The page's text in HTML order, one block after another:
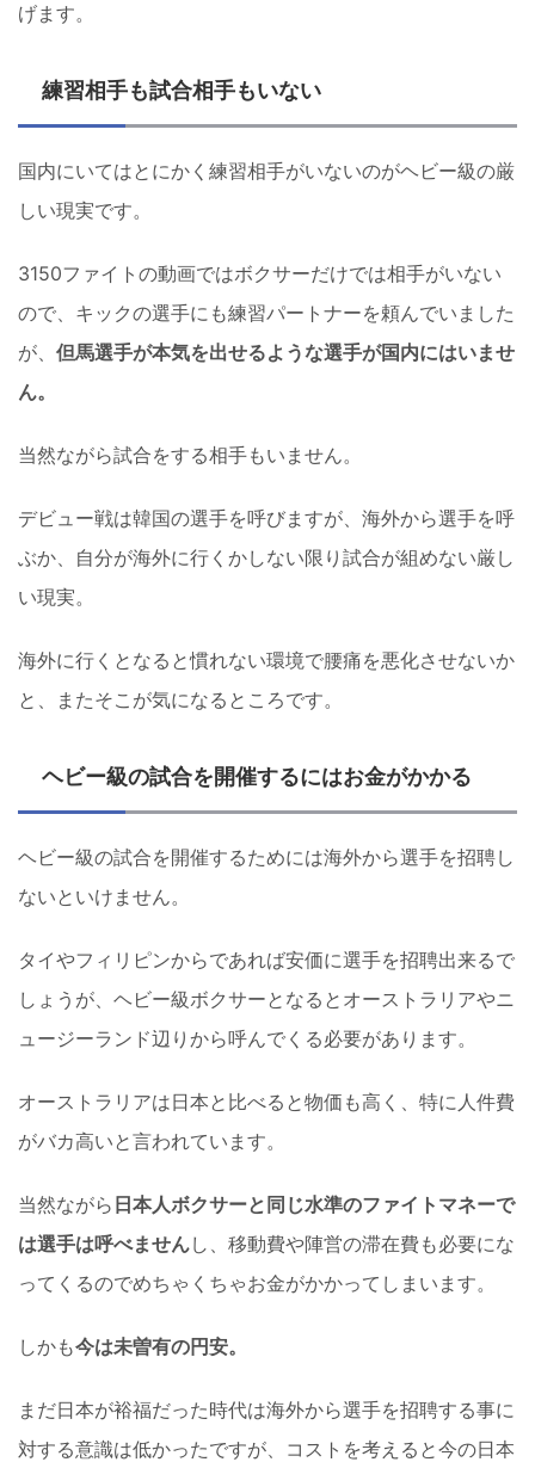
げます。
練習相手も試合相手もいない
国内にいてはとにかく練習相手がいないのがヘビー級の厳
しい現実です。
3150ファイトの動画ではボクサーだけでは相手がいない
ので、キックの選手にも練習パートナーを頼んでいました
が、 但馬選手が本気を出せるような選手が国内にはいませ
ん。
当然ながら試合をする相手もいません。
デビュー戦は韓国の選手を呼びますが、海外から選手を呼
ぶか、自分が海外に行くかしない限り試合が組めない厳し
い現実。
海外に行くとなると慣れない環境で腰痛を悪化させないか
と、またそこが気になるところです。
ヘビー級の試合を開催するにはお金がかかる
ヘビー級の試合を開催するためには海外から選手を招聘し
ないといけません。
タイやフィリピンからであれば安価に選手を招聘出来るで
しょうが、ヘビー級ボクサーとなるとオーストラリアやニ
ュージーランド辺りから呼んでくる必要があります。
オーストラリアは日本と比べると物価も高く、特に人件費
がバカ高いと言われています。
当然ながら 日本人ボクサーと同じ水準のファイトマネーで
は選手は呼べませんし、移動費や陣営の滞在費も必要にな
ってくるのでめちゃくちゃお金がかかってしまいます。
しかも今は未曽有の円安。
まだ日本が裕福だった時代は海外から選手を招聘する事に
対する意識は低かったですが、コストを考えると今の日本